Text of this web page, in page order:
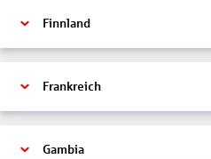
Finnland
Frankreich
Gambia